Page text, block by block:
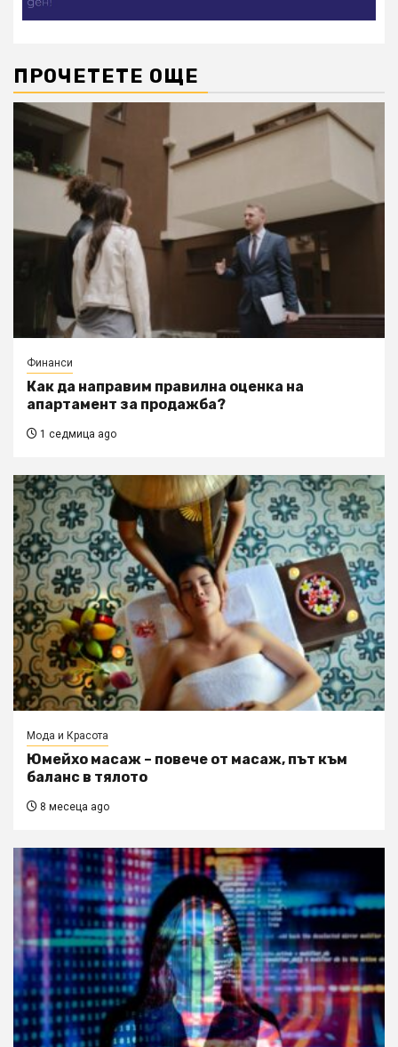
ПРОЧЕТЕТЕ ОЩЕ
Финанси
Как да направим правилна оценка на
апартамент за продажба?
1 седмица ago
Мода и Красота
Юмейхо масаж – повече от масаж, път към
баланс в тялото
8 месеца ago